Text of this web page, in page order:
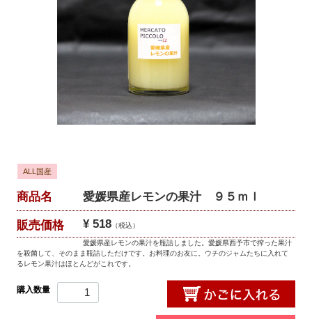
ALL国産
商品名 愛媛県産レモンの果汁 ９５ｍｌ
販売価格 ¥ 518 （税込）
愛媛県産レモンの果汁を瓶詰しました。愛媛県西予市で搾った果汁
を殺菌して、そのまま瓶詰しただけです。お料理のお友に。ウチのジャムたちに入れて
るレモン果汁はほとんどがこれです。
購入数量